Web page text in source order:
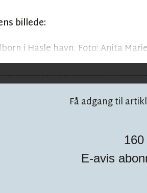
billede:
i Hasle havn. Foto: Anita
Få adgang til
E-avis
Følg debatten på facebook!